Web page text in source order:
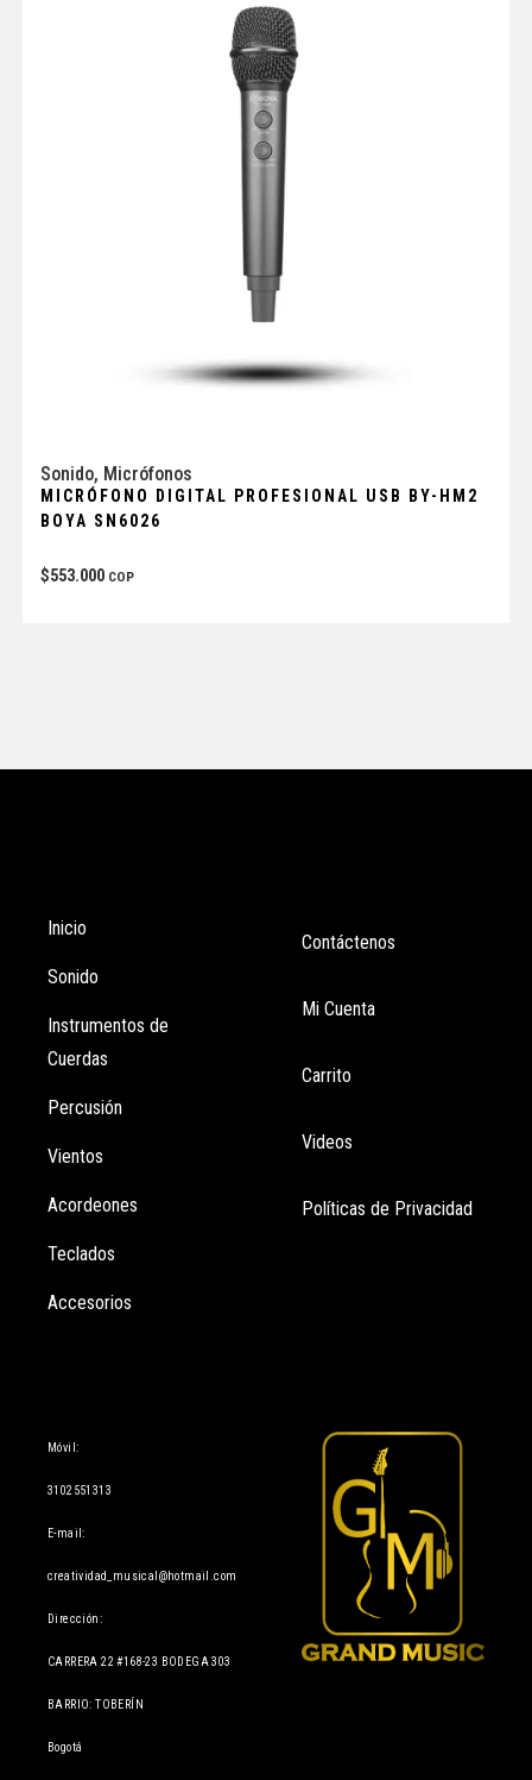
Sonido, Micrófonos
MICRÓFONO DIGITAL PROFESIONAL USB BY-HM2
BOYA SN6026
$553.000 COP
Inicio
Sonido
Instrumentos de
Cuerdas
Percusión
Vientos
Acordeones
Teclados
Accesorios
Contáctenos
Mi Cuenta
Carrito
Videos
Políticas de Privacidad
Móvil:
3102551313
E-mail:
creatividad_musical@hotmail.com
Dirección:
CARRERA 22 #168-23 BODEGA 303
BARRIO: TOBERÍN
Bogotá